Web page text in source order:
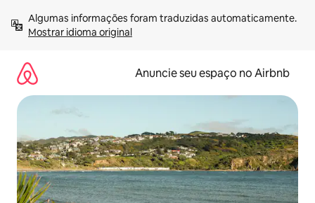
para
Mostrar idioma original
Anuncie seu espaço no Airbnb